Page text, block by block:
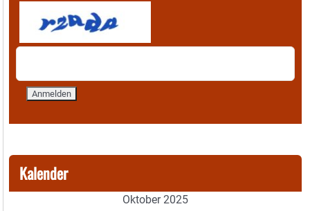
Kalender
Oktober 2025